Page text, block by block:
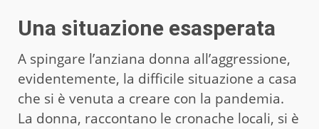
Una situazione esasperata
A spingare l’anziana donna all’aggressione,
evidentemente, la difficile situazione a casa
che si è venuta a creare con la pandemia.
La donna, raccontano le cronache locali, si è